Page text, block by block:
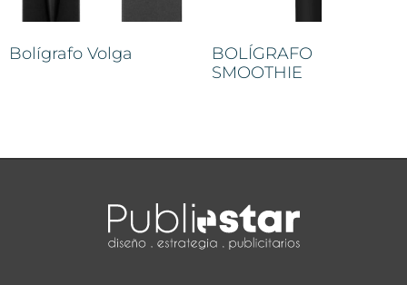
Bolígrafo Volga
BOLÍGRAFO
SMOOTHIE